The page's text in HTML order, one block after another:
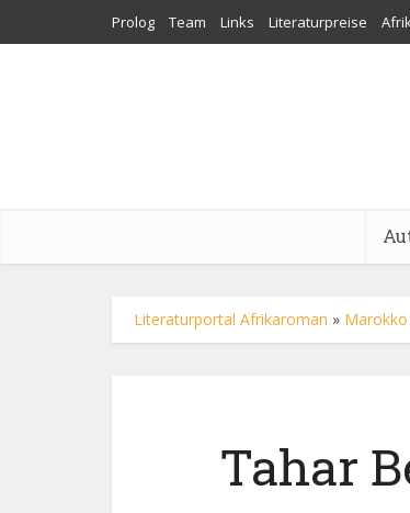
Prolog Team Links Literaturpreise
Literaturportal Afrikaroman »
Tahar